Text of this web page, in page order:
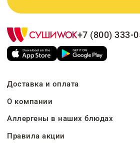
+7 (800) 333-
Доставка и оплата
О компании
Аллергены в наших блюдах
Правила акции